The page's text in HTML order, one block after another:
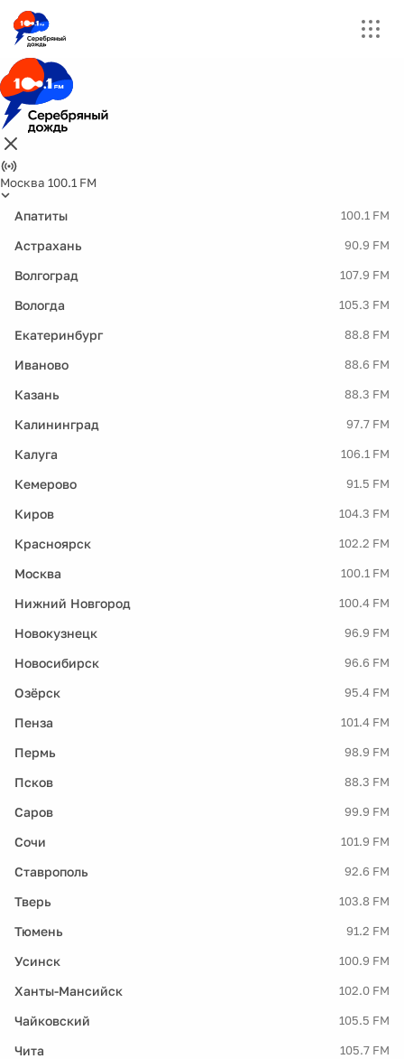
Москва 100.1 FM
Апатиты 100.1 FM
Астрахань 90.9 FM
Волгоград 107.9 FM
Вологда 105.3 FM
Екатеринбург 88.8 FM
Иваново 88.6 FM
Казань 88.3 FM
Калининград 97.7 FM
Калуга 106.1 FM
Кемерово 91.5 FM
Киров 104.3 FM
Красноярск 102.2 FM
Москва 100.1 FM
Нижний Новгород 100.4 FM
Новокузнецк 96.9 FM
Новосибирск 96.6 FM
Озёрск 95.4 FM
Пенза 101.4 FM
Пермь 98.9 FM
Псков 88.3 FM
Саров 99.9 FM
Сочи 101.9 FM
Ставрополь 92.6 FM
Тверь 103.8 FM
Тюмень 91.2 FM
Усинск 100.9 FM
Ханты-Мансийск 102.0 FM
Чайковский 105.5 FM
Чита 105.7 FM